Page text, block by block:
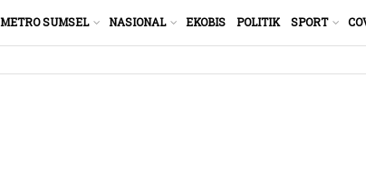
METRO SUMSEL NASIONAL EKOBIS POLITIK SPORT